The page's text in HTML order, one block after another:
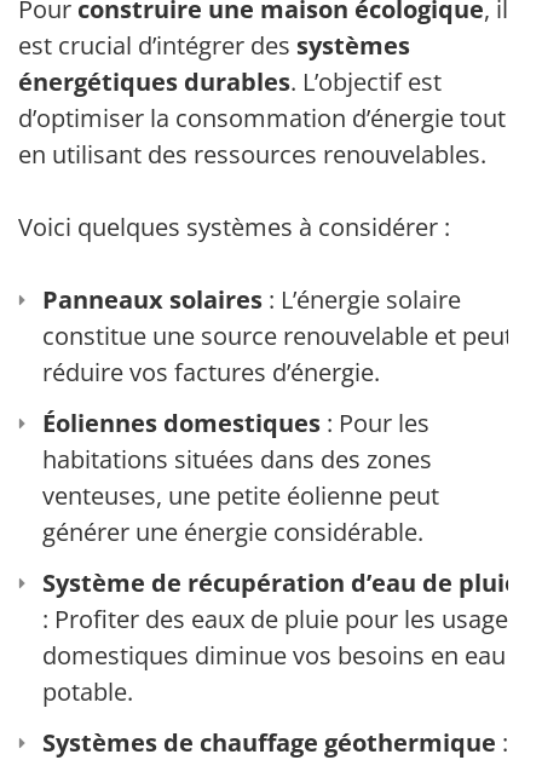
Pour construire une maison écologique, il
est crucial d’intégrer des systèmes
énergétiques durables. L’objectif est
d’optimiser la consommation d’énergie tout
en utilisant des ressources renouvelables.
Voici quelques systèmes à considérer :
Panneaux solaires : L’énergie solaire
constitue une source renouvelable et peut
réduire vos factures d’énergie.
Éoliennes domestiques : Pour les
habitations situées dans des zones
venteuses, une petite éolienne peut
générer une énergie considérable.
Système de récupération d’eau de pluie
: Profiter des eaux de pluie pour les usages
domestiques diminue vos besoins en eau
potable.
Systèmes de chauffage géothermique :